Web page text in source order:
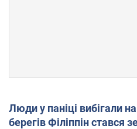
Люди у паніці вибігали
берегів Філіппін стався